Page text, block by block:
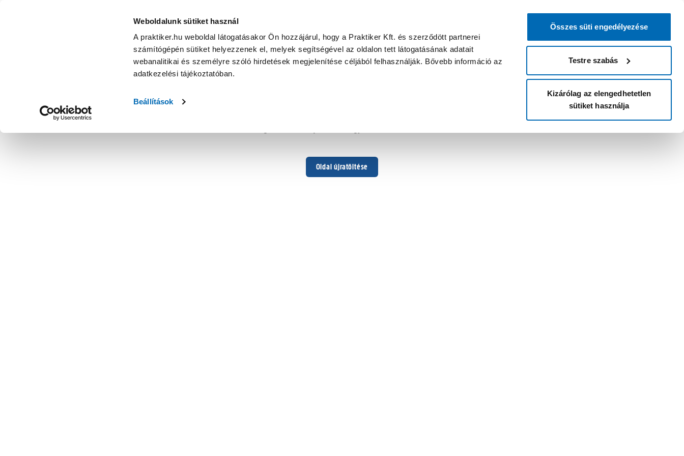
Weboldalunk sütiket használ
A praktiker.hu weboldal látogatásakor Ön hozzájárul, hogy a Praktiker Kft. és szerződött partnerei
számítógépén sütiket helyezzenek el, melyek segítségével az oldalon tett látogatásának adatait
webanalitikai és személyre szóló hirdetések megjelenítése céljából felhasználják. Bővebb információ az
adatkezelési tájékoztatóban.
Beállítások
Összes süti engedélyezése
Testre szabás
Kizárólag az elengedhetetlen
sütiket használja
Oldal újratöltése